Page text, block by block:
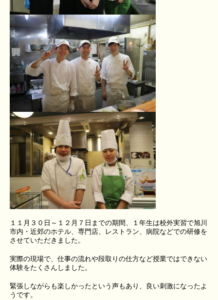
１１月３０日～１２月７日までの期間、１年生は校外実習で旭川
市内・近郊のホテル、専門店、レストラン、病院などでの研修を
させていただきました。
実際の現場で、仕事の流れや段取りの仕方など授業ではできない
体験をたくさんしました。
緊張しながらも楽しかったという声もあり、良い刺激になったよ
うです。